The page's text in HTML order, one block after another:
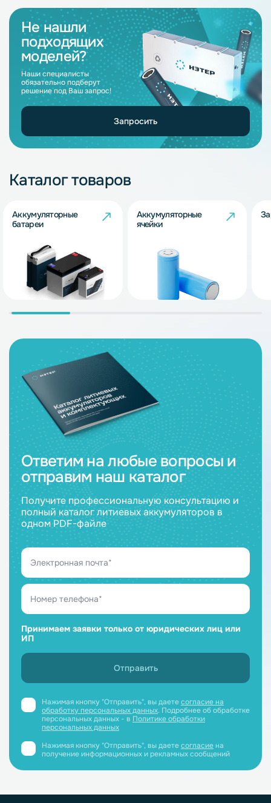
Не нашли
подходящих
моделей?
Наши специалисты
обязательно подберут
решение под Ваш запрос!
Запросить
Каталог товаров
Аккумуляторные
батареи
Аккумуляторные
ячейки
Ответим на любые вопросы и
отправим наш каталог
Получите профессиональную консультацию и
полный каталог литиевых аккумуляторов в
одном PDF-файле
Принимаем заявки только от юридических лиц или
ИП
Нажимая кнопку "Отправить", вы даетесогласие на
обработку персональных данных. Подробнее об обработке
персональных данных - в Политике обработки
персональных данных
Нажимая кнопку "Отправить", вы даетесогласиена
получение информационных и рекламных сообщений